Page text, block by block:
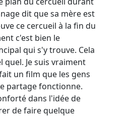
dit que sa mère est
ce cercueil à la fin du
c'est bien le
qui s'y trouve. Cela
quel. Je suis vraiment
un film que les gens
partage fonctionne.
dans l'idée de
de faire quelque